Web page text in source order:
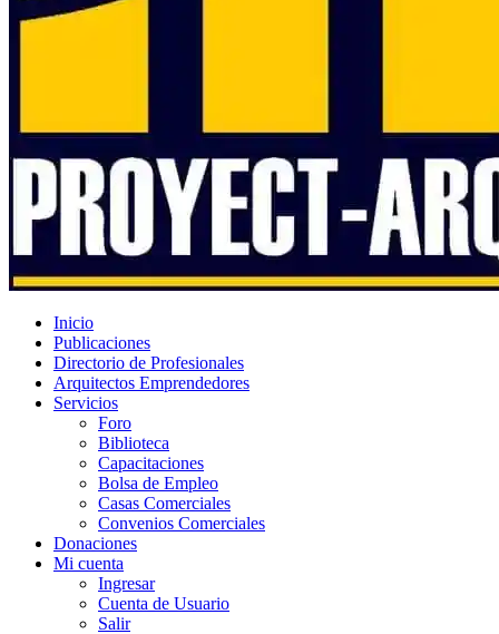
Inicio
Publicaciones
Directorio de Profesionales
Arquitectos Emprendedores
Servicios
Foro
Biblioteca
Capacitaciones
Bolsa de Empleo
Casas Comerciales
Convenios Comerciales
Donaciones
Mi cuenta
Ingresar
Cuenta de Usuario
Salir